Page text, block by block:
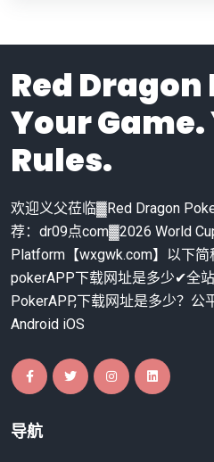
Red Dragon
Your
Rules.
欢迎义父莅临▓Red Dragon
荐：dr09点com▓2026 World
Platform【wxgwk.com】以下
pokerAPP下载网址是多少✔全
PokerAPP,下载网址是多少？公
Android iOS
导航